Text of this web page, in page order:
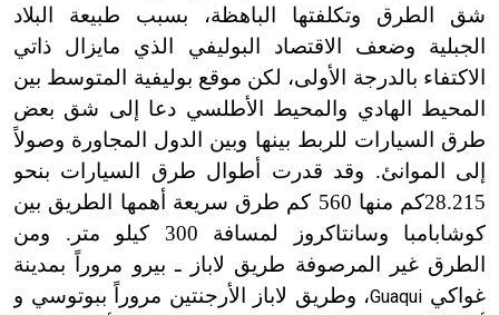
شق الطرق وتكلفتها الباهظة، بسبب طبيعة البلاد
الجبلية وضعف الاقتصاد البوليفي الذي مايزال ذاتي
الاكتفاء بالدرجة الأولى، لكن موقع بوليفية المتوسط بين
المحيط الهادي والمحيط الأطلسي دعا إلى شق بعض
طرق السيارات للربط بينها وبين الدول المجاورة وصولاً
إلى الموانئ. وقد قدرت أطوال طرق السيارات بنحو
28.215كم منها 560 كم طرق سريعة أهمها الطريق بين
كوشابامبا وسانتاكروز لمسافة 300 كيلو متر. ومن
الطرق غير المرصوفة طريق لاباز ـ بيرو مروراً بمدينة
غواكي Guaqui، وطريق لاباز الأرجنتين مروراً ببوتوسي و